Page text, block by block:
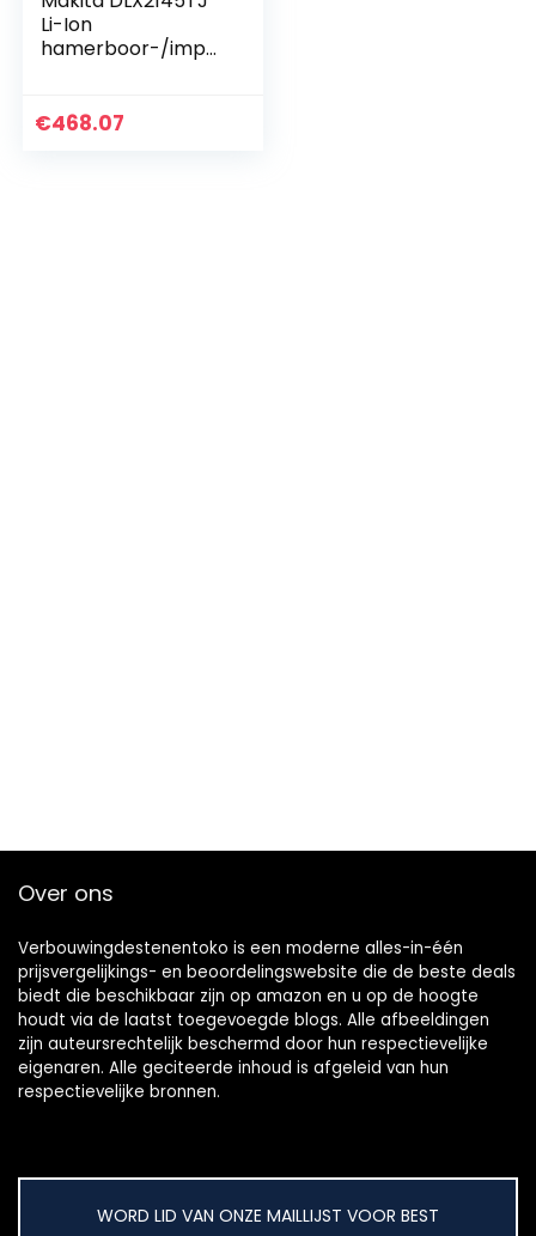
Li-Ion
hamerboor-/impa
€468.07
Over ons
Verbouwingdestenentoko is een moderne alles-in-één
prijsvergelijkings- en beoordelingswebsite die de beste deals
biedt die beschikbaar zijn op amazon en u op de hoogte
houdt via de laatst toegevoegde blogs. Alle afbeeldingen
zijn auteursrechtelijk beschermd door hun respectievelijke
eigenaren. Alle geciteerde inhoud is afgeleid van hun
respectievelijke bronnen.
WORD LID VAN ONZE MAILLIJST VOOR BEST